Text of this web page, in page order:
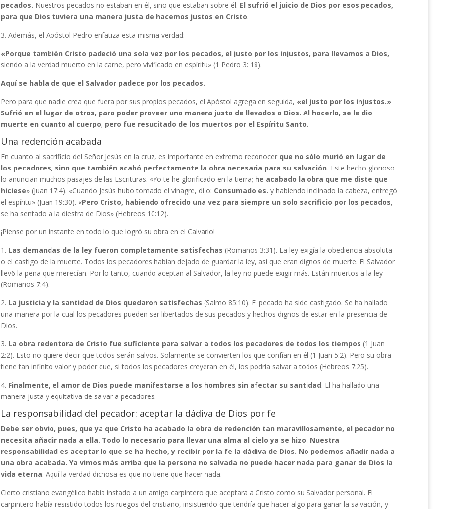
pecados. Nuestros pecados no estaban en él, sino que estaban sobre él. El sufrió el juicio de Dios por esos pecados,
para que Dios tuviera una manera justa de hacemos justos en Cristo.
3. Además, el Apóstol Pedro enfatiza esta misma verdad:
«Porque también Cristo padeció una sola vez por los pecados, el justo por los injustos, para llevamos a Dios,
siendo a la verdad muerto en la carne, pero vivificado en espíritu» (1 Pedro 3: 18).
Aquí se habla de que el Salvador padece por los pecados.
Pero para que nadie crea que fuera por sus propios pecados, el Apóstol agrega en seguida, «el justo por los injustos.»
Sufrió en el lugar de otros, para poder proveer una manera justa de llevados a Dios. Al hacerlo, se le dio
muerte en cuanto al cuerpo, pero fue resucitado de los muertos por el Espíritu Santo.
Una redención acabada
En cuanto al sacrificio del Señor Jesús en la cruz, es importante en extremo reconocer que no sólo murió en lugar de
los pecadores, sino que también acabó perfectamente la obra necesaria para su salvación. Este hecho glorioso
lo anuncian muchos pasajes de las Escrituras. «Yo te he glorificado en la tierra; he acabado la obra que me diste que
hiciese» (Juan 17:4). «Cuando Jesús hubo tomado el vinagre, dijo: Consumado es. y habiendo inclinado la cabeza, entregó
el espíritu» (Juan 19:30). «Pero Cristo, habiendo ofrecido una vez para siempre un solo sacrificio por los pecados,
se ha sentado a la diestra de Dios» (Hebreos 10:12).
¡Piense por un instante en todo lo que logró su obra en el Calvario!
1. Las demandas de la ley fueron completamente satisfechas (Romanos 3:31). La ley exigía la obediencia absoluta
o el castigo de la muerte. Todos los pecadores habían dejado de guardar la ley, así que eran dignos de muerte. El Salvador
llev6 la pena que merecían. Por lo tanto, cuando aceptan al Salvador, la ley no puede exigir más. Están muertos a la ley
(Romanos 7:4).
2. La justicia y la santidad de Dios quedaron satisfechas (Salmo 85:10). El pecado ha sido castigado. Se ha hallado
una manera por la cual los pecadores pueden ser libertados de sus pecados y hechos dignos de estar en la presencia de
Dios.
3. La obra redentora de Cristo fue suficiente para salvar a todos los pecadores de todos los tiempos (1 Juan
2:2). Esto no quiere decir que todos serán salvos. Solamente se convierten los que confían en él (1 Juan 5:2). Pero su obra
tiene tan infinito valor y poder que, si todos los pecadores creyeran en él, los podría salvar a todos (Hebreos 7:25).
4. Finalmente, el amor de Dios puede manifestarse a los hombres sin afectar su santidad. El ha hallado una
manera justa y equitativa de salvar a pecadores.
La responsabilidad del pecador: aceptar la dádiva de Dios por fe
Debe ser obvio, pues, que ya que Cristo ha acabado la obra de redención tan maravillosamente, el pecador no
necesita añadir nada a ella. Todo lo necesario para llevar una alma al cielo ya se hizo. Nuestra
responsabilidad es aceptar lo que se ha hecho, y recibir por la fe la dádiva de Dios. No podemos añadir nada a
una obra acabada. Ya vimos más arriba que la persona no salvada no puede hacer nada para ganar de Dios la
vida eterna. Aquí la verdad dichosa es que no tiene que hacer nada.
Cierto cristiano evangélico había instado a un amigo carpintero que aceptara a Cristo como su Salvador personal. El
carpintero había resistido todos los ruegos del cristiano, insistiendo que tendría que hacer algo para ganar la salvación, y